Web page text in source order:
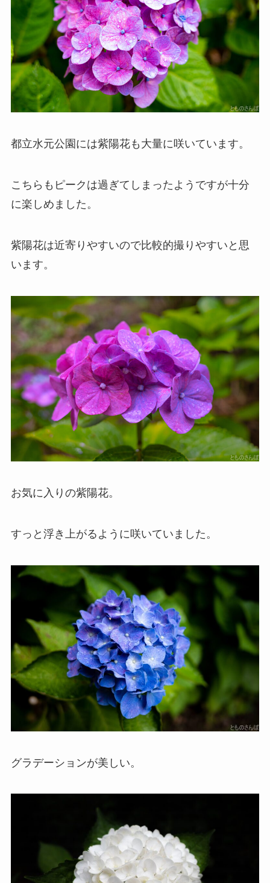
都立水元公園には紫陽花も大量に咲いています。
こちらもピークは過ぎてしまったようですが十分
に楽しめました。
紫陽花は近寄りやすいので比較的撮りやすいと思
います。
お気に入りの紫陽花。
すっと浮き上がるように咲いていました。
グラデーションが美しい。